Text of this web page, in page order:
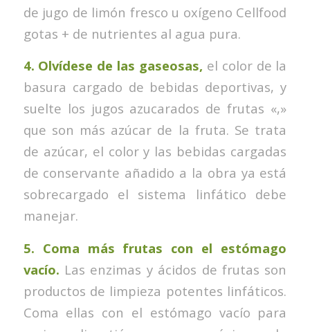
de jugo de limón fresco u oxígeno Cellfood
gotas + de nutrientes al agua pura.
4. Olvídese de las gaseosas, el color de la
basura cargado de bebidas deportivas, y
suelte los jugos azucarados de frutas «,»
que son más azúcar de la fruta. Se trata
de azúcar, el color y las bebidas cargadas
de conservante añadido a la obra ya está
sobrecargado el sistema linfático debe
manejar.
5. Coma más frutas con el estómago
vacío. Las enzimas y ácidos de frutas son
productos de limpieza potentes linfáticos.
Coma ellas con el estómago vacío para